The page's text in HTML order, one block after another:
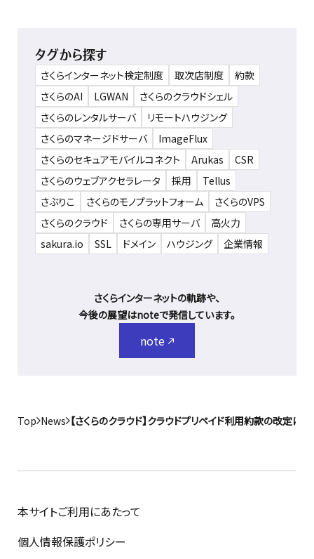
タグから探す
さくらインターネット検定制度 取次店制度
約款
さくらのAI
LGWAN
さくらのクラウドシェル
さくらのレンタルサーバ
リモートハウジング
さくらのマネージドサーバ
ImageFlux
さくらのセキュアモバイルコネクト
Arukas
CSR
さくらのウェブアクセラレータ
採用
Tellus
さぶりこ
さくらのモノプラットフォーム
さくらのVPS
さくらのクラウド
さくらの専用サーバ
高火力
sakura.io
SSL ドメイン ハウジング 企業情報
さくらインターネットの軌跡や、
今後の展望はnoteで発信しています。
note
Top News 【さくらのクラウド】クラウドプリペイド利用約款の改定に
本サイトご利用にあたって
個人情報保護ポリシー